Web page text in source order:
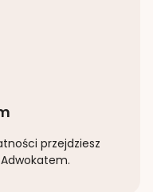
przejdziesz